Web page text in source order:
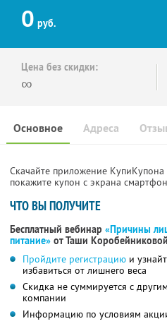
0 руб.
Цена без скидки:
∞
Основное Адреса
Скачайте приложение КупиКупона
покажите купон с экрана
ЧТО ВЫ ПОЛУЧИТЕ
Бесплатный вебинар «Причины
питание» от Таши Коробейниковой
Пройдите регистрацию и
избавиться от лишнего веса
Скидка не суммируется с
компании
Информацию по условиям